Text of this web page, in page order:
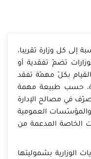
إلى كل وزارة تقريبا،
تضمّ تفقدية أو
بكلّ مهمّة تفقد
حسب طبيعة مهمة
في مصالح الإدارة
والمؤسّسات العمومية
الخاصة المدعمة من
الوزارية بشموليتها